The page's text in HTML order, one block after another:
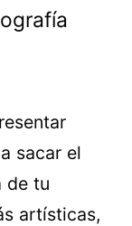
sacar el
de tu
artísticas,